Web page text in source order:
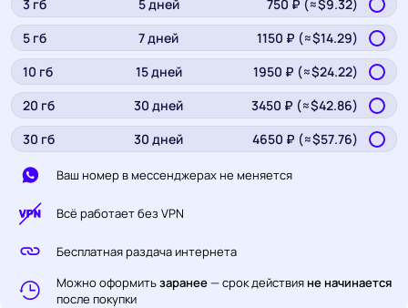
3 гб 5дней 750 ₽ (≈$9.32)
5 гб 7дней 1150 ₽ (≈$14.29)
10 гб 15дней 1950 ₽ (≈$24.22)
20 гб 30 дней 3450 ₽ (≈$42.86)
30 гб 30 дней 4650 ₽ (≈$57.76)
Ваш номер в мессенджерах не меняется
Всё работает без VPN
Бесплатная раздача интернета
Можно оформитьзаранее— срок действияне начинается
после покупки